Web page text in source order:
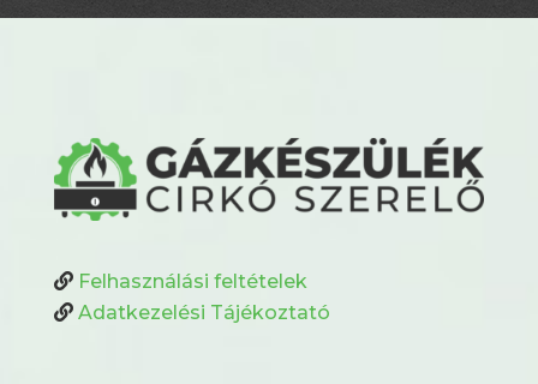
Felhasználási feltételek
Adatkezelési Tájékoztató